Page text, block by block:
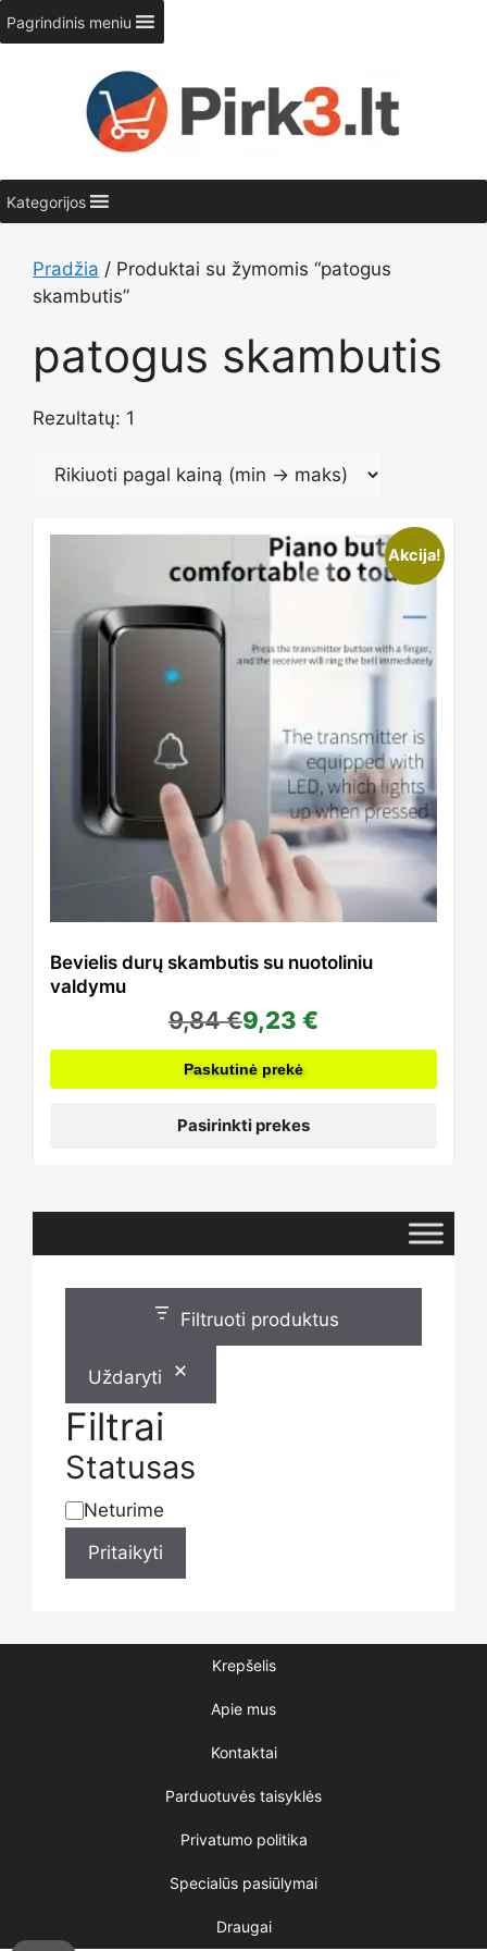
Pereiti
prie
turinio
Pagrindinis meniu
Kategorijos
Pradžia / Produktai su žymomis “patogus
skambutis”
patogus skambutis
Rezultatų: 1
Akcija!
Bevielis durų skambutis su nuotoliniu
valdymu
9,84€9,23 €
Paskutinė prekė
Pasirinkti prekes
product
has
multiple
variants.
The
options
be
chosen
on
the
product
page
Filtruoti produktus
Uždaryti
Filtrai
Statusas
Statusas
Neturime
Pritaikyti
Krepšelis
Apie mus
Kontaktai
Parduotuvės taisyklės
Privatumo politika
Specialūs pasiūlymai
Draugai